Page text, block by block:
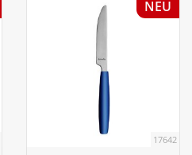
NEU
17642